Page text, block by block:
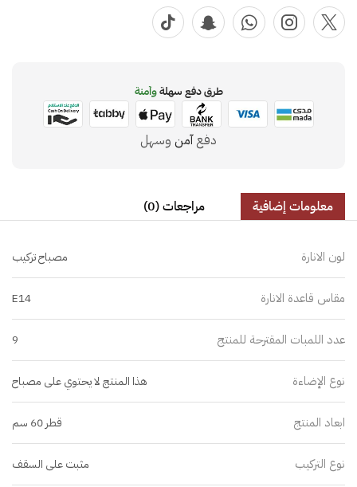
طرق دفع سهلةوآمنة
دفعآمن وسهل
معلومات إضافية مراجعات (0)
لون الانارة مصباح تركيب
مقاس قاعدة الانارة E14
عدد اللمبات المقترحة للمنتج 9
نوع الإضاءة هذا المنتج لا يحتوي على مصباح
ابعاد المنتج قطر 60 سم
نوع التركيب مثبت على السقف